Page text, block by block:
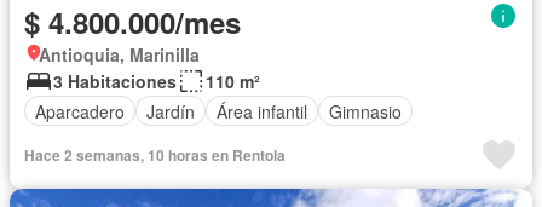
$ 4.800.000/mes
Antioquia, Marinilla
3 Habitaciones
110 m²
Aparcadero
Jardín Área infantil Gimnasio
Hace 2 semanas, 10 horas en Rentola